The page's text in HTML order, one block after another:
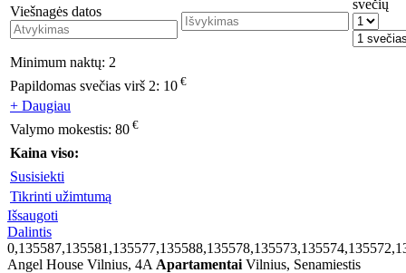
Viešnagės datos
svečių
Minimum naktų: 2
Papildomas svečias virš 2: 10 €
+ Daugiau
Valymo mokestis: 80 €
Kaina viso:
Susisiekti
Tikrinti užimtumą
Išsaugoti
Dalintis
Angel House Vilnius, 4A Apartamentai Vilnius, Senamiestis